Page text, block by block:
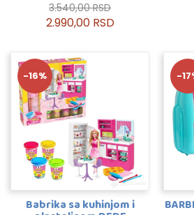
3.540,00 RSD
2.990,00 RSD
-16%
Babrika sa kuhinjom i
-